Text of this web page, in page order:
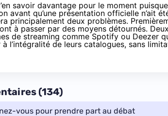
savoir davantage pour le moment
avant qu’une présentation officielle n’ait
principalement deux problèmes.
à passer par des moyens détournés.
de streaming comme Spotify ou Deezer
à l’intégralité de leurs catalogues, sans
(134)
vous pour prendre part au débat